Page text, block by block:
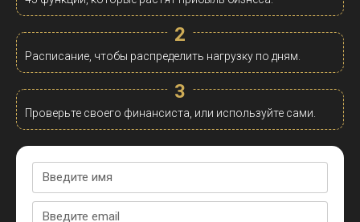
2
Расписание, чтобы распределить нагрузку по дням.
3
Проверьте своего финансиста, или используйте сами.